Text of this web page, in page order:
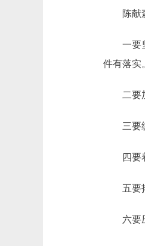
陈献森
一要坚
件有落实
二要加
三要统
四要着
五要拓
六要压